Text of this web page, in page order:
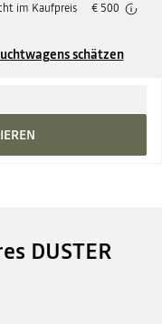
im Kaufpreis
€ 500
schätzen
DUSTER